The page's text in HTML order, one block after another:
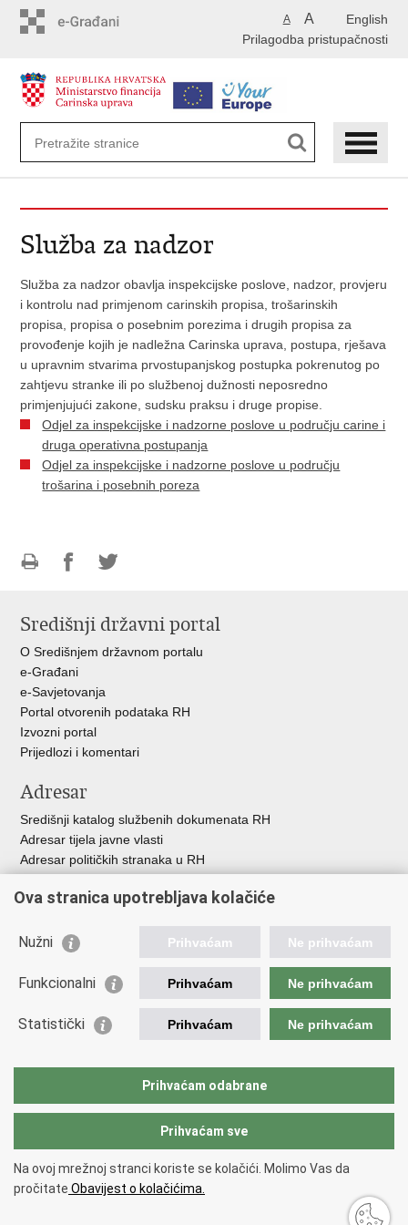
English
A A
Prilagodba pristupačnosti
Služba za nadzor
Služba za nadzor obavlja inspekcijske poslove, nadzor, provjeru
i kontrolu nad primjenom carinskih propisa, trošarinskih
propisa, propisa o posebnim porezima i drugih propisa za
provođenje kojih je nadležna Carinska uprava, postupa, rješava
u upravnim stvarima prvostupanjskog postupka pokrenutog po
zahtjevu stranke ili po službenoj dužnosti neposredno
primjenjujući zakone, sudsku praksu i druge propise.
Odjel za inspekcijske i nadzorne poslove u području carine i
druga operativna postupanja
Odjel za inspekcijske i nadzorne poslove u području
trošarina i posebnih poreza
FacebookuTwitteru
Središnji državni portal
O Središnjem državnom portalu
e-Građani
e-Savjetovanja
Portal otvorenih podataka RH
Izvozni portal
Prijedlozi i komentari
Adresar
Središnji katalog službenih dokumenata RH
Adresar tijela javne vlasti
Adresar političkih stranaka u RH
Besplatni telefoni javne uprave
Važne poveznice
Vlada Republike Hrvatske
Europska komisija
Taxation and Customs Union
Copyright © 2026 Ministarstvo financija, Carinska uprava.
korištenja.
Ova stranica upotrebljava kolačiće
Nužni Prihvaćam Ne prihvaćam
Funkcionalni Prihvaćam Ne prihvaćam
Statistički Prihvaćam Ne prihvaćam
Prihvaćam odabrane
Prihvaćam sve
Na ovoj mrežnoj stranci koriste se kolačići. Molimo Vas da
pročitate Obavijest o kolačićima.